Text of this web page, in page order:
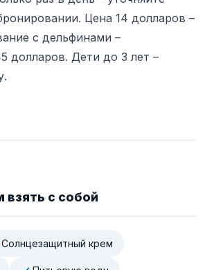
Цена 14 долларов –
с дельфинами –
долларов. Дети до 3 лет –
с собой
Солнцезащитный крем